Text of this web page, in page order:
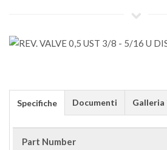
Specifiche Documenti Galleria
Part Number